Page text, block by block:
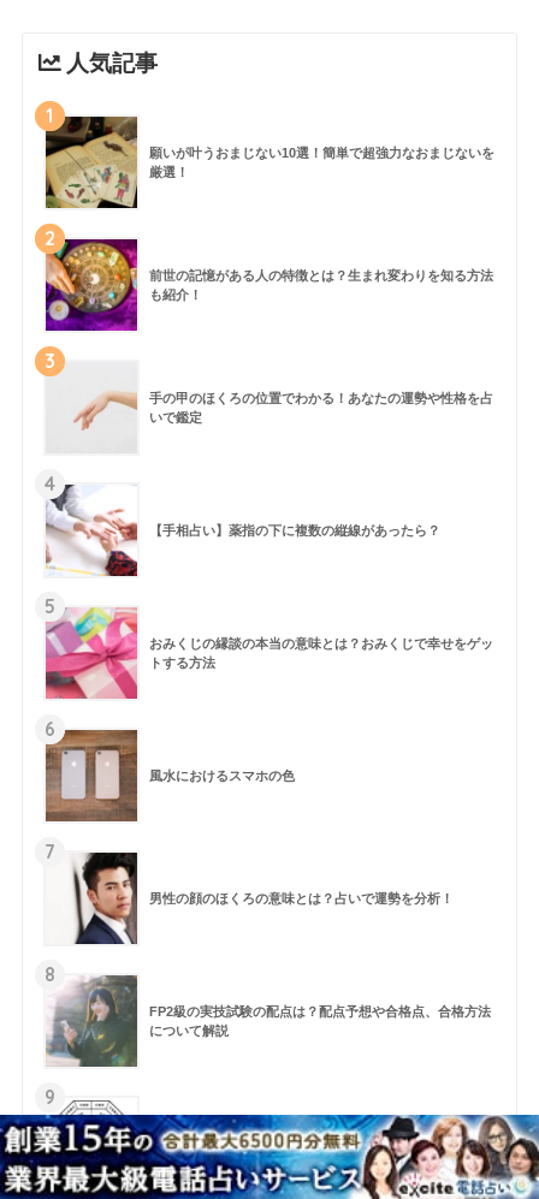
人気記事
1
願いが叶うおまじない10選！簡単で超強力なおまじないを
厳選！
2
前世の記憶がある人の特徴とは？生まれ変わりを知る方法
も紹介！
3
手の甲のほくろの位置でわかる！あなたの運勢や性格を占
いで鑑定
4
【手相占い】薬指の下に複数の縦線があったら？
5
おみくじの縁談の本当の意味とは？おみくじで幸せをゲッ
トする方法
6
風水におけるスマホの色
7
男性の顔のほくろの意味とは？占いで運勢を分析！
8
FP2級の実技試験の配点は？配点予想や合格点、合格方法
について解説
9
風水 生年月日 方位